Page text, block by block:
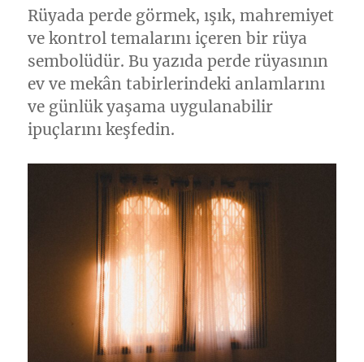
Rüyada perde görmek, ışık, mahremiyet
ve kontrol temalarını içeren bir rüya
sembolüdür. Bu yazıda perde rüyasının
ev ve mekân tabirlerindeki anlamlarını
ve günlük yaşama uygulanabilir
ipuçlarını keşfedin.